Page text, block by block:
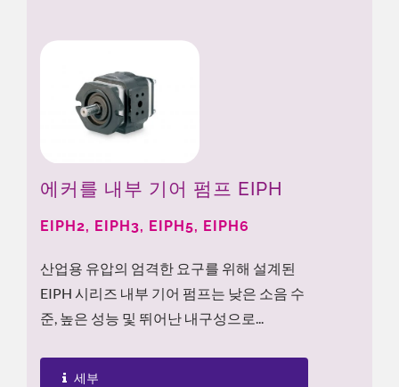
에커를 내부 기어 펌프 EIPH
EIPH2, EIPH3, EIPH5, EIPH6
산업용 유압의 엄격한 요구를 위해 설계된
EIPH 시리즈 내부 기어 펌프는 낮은 소음 수
준, 높은 성능 및 뛰어난 내구성으로...
세부